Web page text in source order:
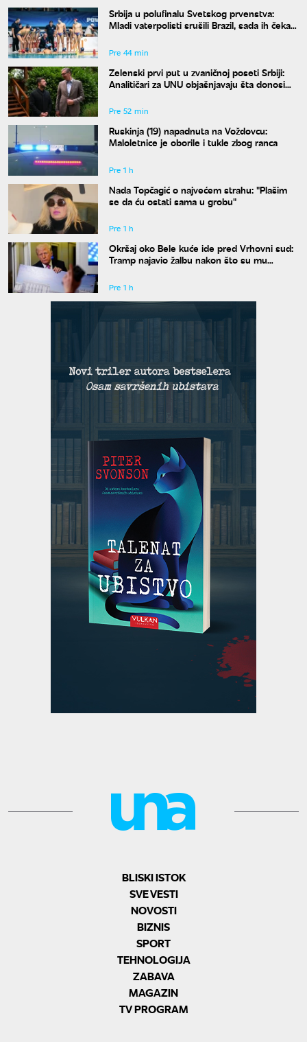
Srbija u polufinalu Svetskog prvenstva:
Mladi vaterpolisti srušili Brazil, sada ih čeka
Pre 44 min
Zelenski prvi put u zvaničnoj poseti Srbiji:
Analitičari za UNU objašnjavaju šta donosi
Moskva
Pre 52 min
Ruskinja (19) napadnuta na Voždovcu:
Maloletnice je oborile i tukle zbog ranca
Pre 1 h
Nada Topčagić o najvećem strahu: "Plašim
se da ću ostati sama u grobu"
Pre 1 h
Okršaj oko Bele kuće ide pred Vrhovni sud:
Tramp najavio žalbu nakon što su mu
Pre 1 h
BLISKI ISTOK
SVE VESTI
NOVOSTI
BIZNIS
SPORT
TEHNOLOGIJA
ZABAVA
MAGAZIN
TV PROGRAM